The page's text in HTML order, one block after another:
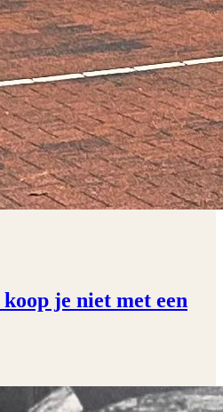
je niet met een